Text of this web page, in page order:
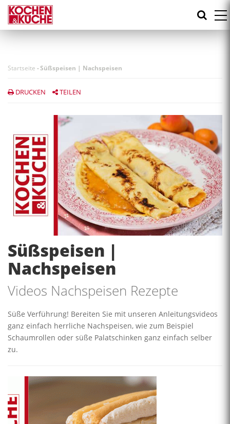
Direkt
zum
Inhalt
Startseite -Süßspeisen | Nachspeisen
DRUCKEN TEILEN
Süßspeisen |
Nachspeisen
Videos Nachspeisen Rezepte
Süße Verführung! Bereiten Sie mit unseren Anleitungsvideos
ganz einfach herrliche Nachspeisen, wie zum Beispiel
Schaumrollen oder süße Palatschinken ganz einfach selber
zu.